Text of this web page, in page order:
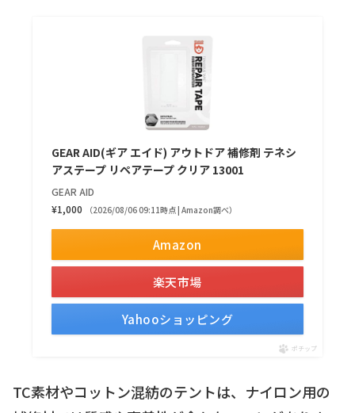
GEAR AID(ギア エイド) アウトドア 補修剤 テネシ
アステープ リペアテープ クリア 13001
GEAR AID
¥1,000
（2026/08/06 09:11時点 | Amazon調べ）
Amazon
楽天市場
Yahooショッピング
ポチップ
TC素材やコットン混紡のテントは、ナイロン用の